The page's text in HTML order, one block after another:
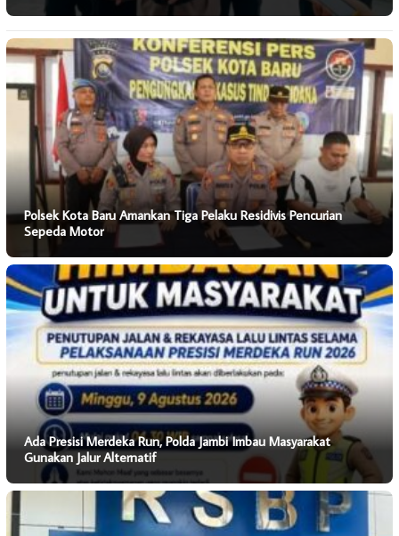
Polsek Kota Baru Amankan Tiga Pelaku Residivis Pencurian
Sepeda Motor
Ada Presisi Merdeka Run, Polda Jambi Imbau Masyarakat
Gunakan Jalur Alternatif